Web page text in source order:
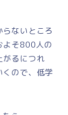
ないところ
よそ800人の
がるにつれ
くので、低学